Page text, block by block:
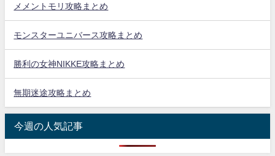
メメントモリ攻略まとめ
モンスターユニバース攻略まとめ
勝利の女神NIKKE攻略まとめ
無期迷途攻略まとめ
今週の人気記事